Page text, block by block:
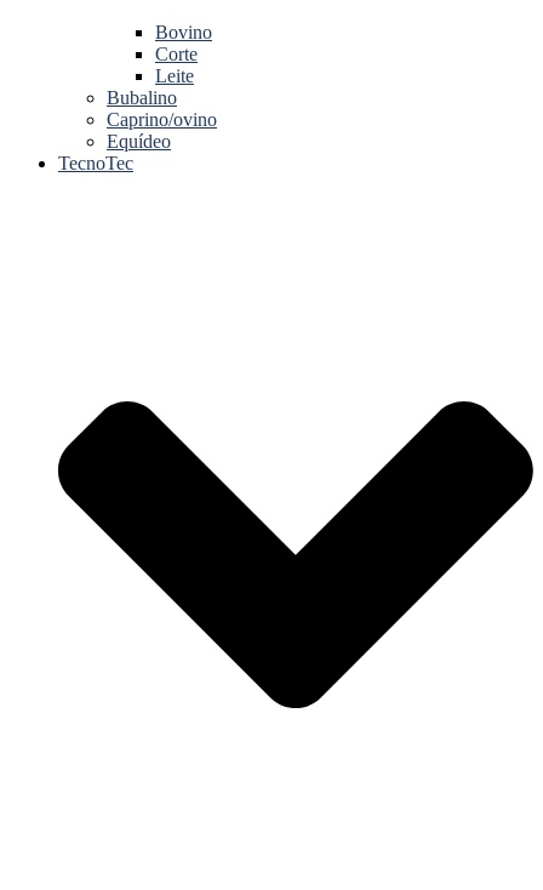
Bovino
Corte
Leite
Bubalino
Caprino/ovino
Equídeo
TecnoTec